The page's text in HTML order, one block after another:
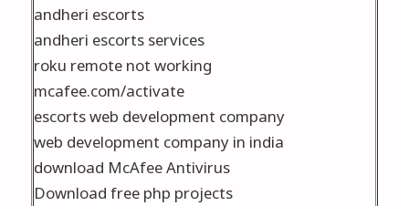
andheri escorts
andheri escorts services
roku remote not working
mcafee.com/activate
escorts web development company
web development company in india
download McAfee Antivirus
Download free php projects